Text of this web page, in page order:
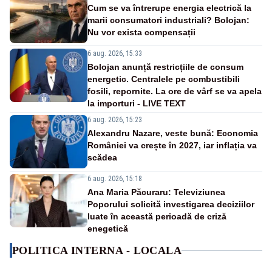
Cum se va întrerupe energia electrică la
marii consumatori industriali? Bolojan:
Nu vor exista compensații
6 aug. 2026, 15:33
Bolojan anunță restricțiile de consum
energetic. Centralele pe combustibili
fosili, repornite. La ore de vârf se va apela
la importuri - LIVE TEXT
6 aug. 2026, 15:23
Alexandru Nazare, veste bună: Economia
României va crește în 2027, iar inflația va
scădea
6 aug. 2026, 15:18
Ana Maria Păcuraru: Televiziunea
Poporului solicită investigarea deciziilor
luate în această perioadă de criză
enegetică
POLITICA INTERNA - LOCALA